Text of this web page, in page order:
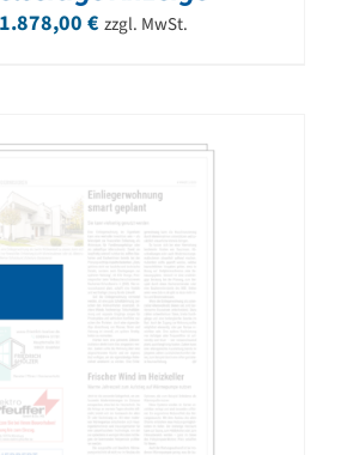
1.878,00 € zzgl. MwSt.